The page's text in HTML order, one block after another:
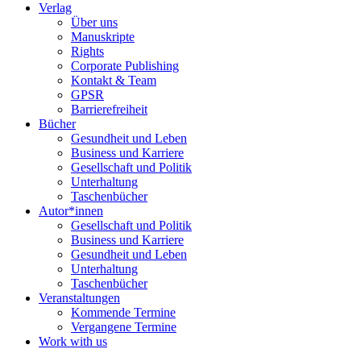
Verlag
Über uns
Manuskripte
Rights
Corporate Publishing
Kontakt & Team
GPSR
Barrierefreiheit
Bücher
Gesundheit und Leben
Business und Karriere
Gesellschaft und Politik
Unterhaltung
Taschenbücher
Autor*innen
Gesellschaft und Politik
Business und Karriere
Gesundheit und Leben
Unterhaltung
Taschenbücher
Veranstaltungen
Kommende Termine
Vergangene Termine
Work with us